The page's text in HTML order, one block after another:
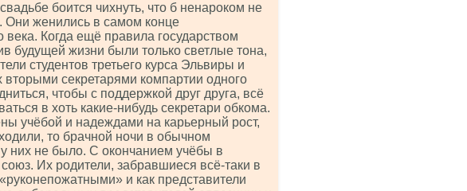
боится чихнуть, что б ненароком не
женились в самом конце
века. Когда ещё правила государством
будущей жизни были только светлые тона,
студентов третьего курса Эльвиры и
секретарями компартии одного
чтобы с поддержкой друг друга, всё
в хоть какие-нибудь секретари обкома.
учёбой и надеждами на карьерный рост,
то брачной ночи в обычном
них не было. С окончанием учёбы в
союз. Их родители, забравшиеся всё-таки в
и как представители